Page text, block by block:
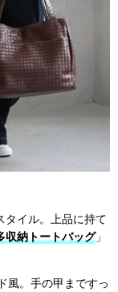
タイル。上品に持て
収納トートバッグ」
風。手の甲まですっ